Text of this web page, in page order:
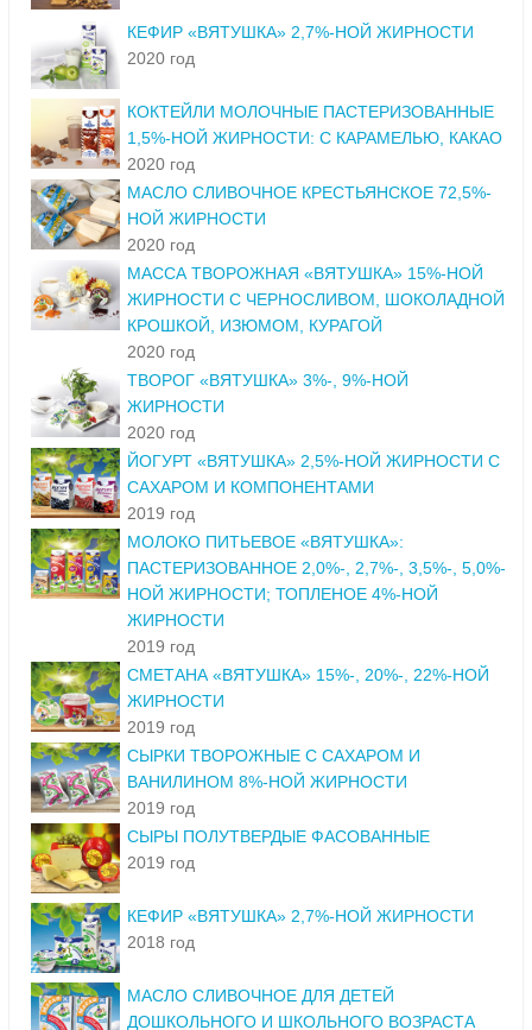
КЕФИР «ВЯТУШКА» 2,7%-НОЙ ЖИРНОСТИ
2020 год
КОКТЕЙЛИ МОЛОЧНЫЕ ПАСТЕРИЗОВАННЫЕ
1,5%-НОЙ ЖИРНОСТИ: С КАРАМЕЛЬЮ, КАКАО
2020 год
МАСЛО СЛИВОЧНОЕ КРЕСТЬЯНСКОЕ 72,5%-
НОЙ ЖИРНОСТИ
2020 год
МАССА ТВОРОЖНАЯ «ВЯТУШКА» 15%-НОЙ
ЖИРНОСТИ С ЧЕРНОСЛИВОМ, ШОКОЛАДНОЙ
КРОШКОЙ, ИЗЮМОМ, КУРАГОЙ
2020 год
ТВОРОГ «ВЯТУШКА» 3%-, 9%-НОЙ
ЖИРНОСТИ
2020 год
ЙОГУРТ «ВЯТУШКА» 2,5%-НОЙ ЖИРНОСТИ С
САХАРОМ И КОМПОНЕНТАМИ
2019 год
МОЛОКО ПИТЬЕВОЕ «ВЯТУШКА»:
ПАСТЕРИЗОВАННОЕ 2,0%-, 2,7%-, 3,5%-, 5,0%-
НОЙ ЖИРНОСТИ; ТОПЛЕНОЕ 4%-НОЙ
ЖИРНОСТИ
2019 год
СМЕТАНА «ВЯТУШКА» 15%-, 20%-, 22%-НОЙ
ЖИРНОСТИ
2019 год
СЫРКИ ТВОРОЖНЫЕ С САХАРОМ И
ВАНИЛИНОМ 8%-НОЙ ЖИРНОСТИ
2019 год
СЫРЫ ПОЛУТВЕРДЫЕ ФАСОВАННЫЕ
2019 год
КЕФИР «ВЯТУШКА» 2,7%-НОЙ ЖИРНОСТИ
2018 год
МАСЛО СЛИВОЧНОЕ ДЛЯ ДЕТЕЙ
ДОШКОЛЬНОГО И ШКОЛЬНОГО ВОЗРАСТА